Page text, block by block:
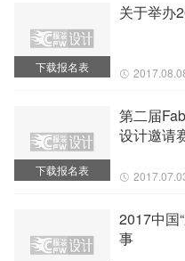
下载报名表
关于举办
下载报名表
第二届
设计邀请
2017中国
事